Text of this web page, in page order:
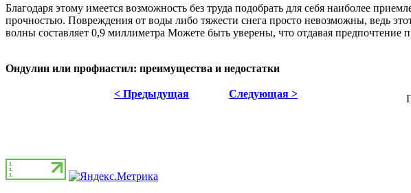
Благодаря этому имеется возможность без труда подобрать для себя наиболее
прочностью. Повреждения от воды либо тяжести снега просто невозможны, ведь
волны составляет 0,9 миллиметра Можете быть уверены, что отдавая
Ондулин или профнастил: преимущества и недостатки
< Предыдущая Следующая >